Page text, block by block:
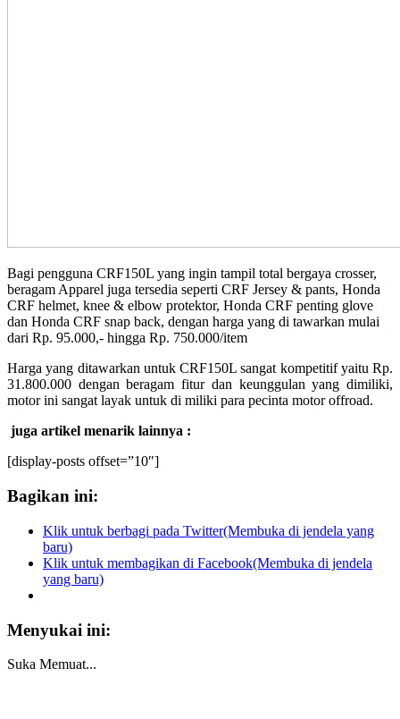
Bagi pengguna CRF150L yang ingin tampil total bergaya crosser,
beragam Apparel juga tersedia seperti CRF Jersey & pants, Honda
CRF helmet, knee & elbow protektor, Honda CRF penting glove
dan Honda CRF snap back, dengan harga yang di tawarkan mulai
dari Rp. 95.000,- hingga Rp. 750.000/item
Harga yang ditawarkan untuk CRF150L sangat kompetitif yaitu Rp.
31.800.000 dengan beragam fitur dan keunggulan yang dimiliki,
motor ini sangat layak untuk di miliki para pecinta motor offroad.
juga artikel menarik lainnya :
[display-posts offset=”10″]
Bagikan ini:
Klik untuk berbagi pada Twitter(Membuka di jendela yang
baru)
Klik untuk membagikan di Facebook(Membuka di jendela
yang baru)
Menyukai ini:
Suka Memuat...